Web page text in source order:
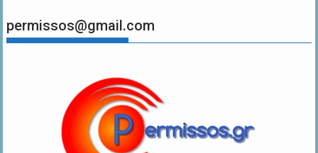
permissos@gmail.com